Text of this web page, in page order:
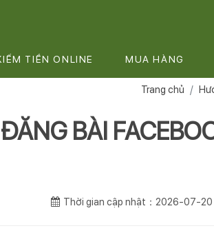
TIỀN ONLINE MUA HÀNG
Trang chủ
BÀI
Thời gian cập nhật：2026-07-20